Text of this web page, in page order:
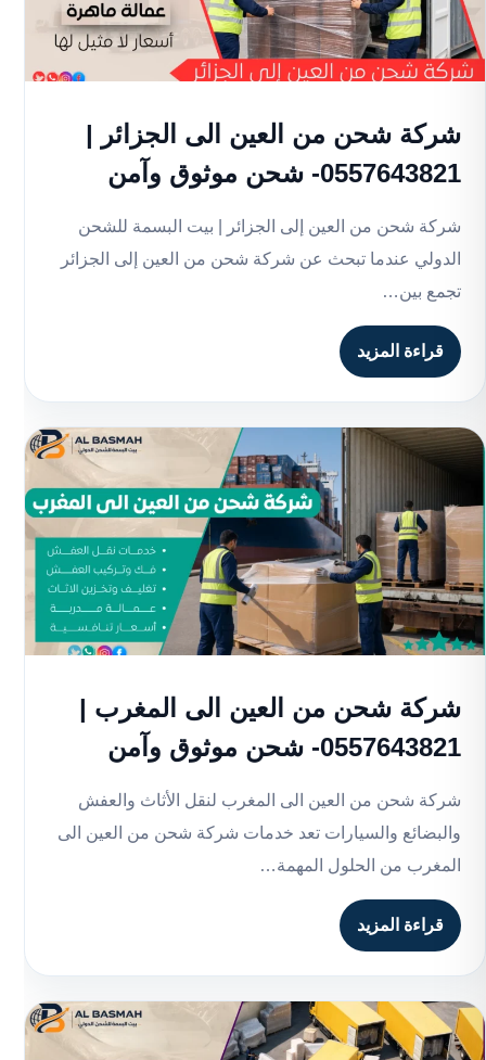
شركة شحن من العين الى الجزائر |
0557643821- شحن موثوق وآمن
شركة شحن من العين إلى الجزائر | بيت البسمة للشحن
الدولي عندما تبحث عن شركة شحن من العين إلى الجزائر
تجمع بين…
قراءة المزيد
شركة شحن من العين الى المغرب |
0557643821- شحن موثوق وآمن
شركة شحن من العين الى المغرب لنقل الأثاث والعفش
والبضائع والسيارات تعد خدمات شركة شحن من العين الى
المغرب من الحلول المهمة…
قراءة المزيد